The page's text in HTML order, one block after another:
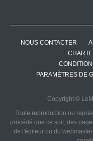
NOUS CONTACTER
PARAMÈTRES DE
Copyright ©
Toute reproduction ou
procédé que ce soit, des
de l'éditeur ou du